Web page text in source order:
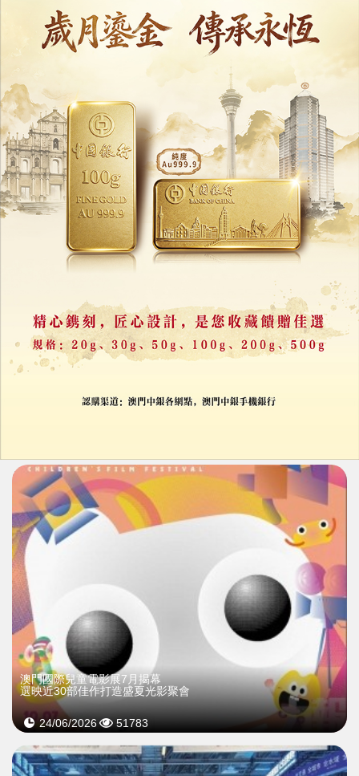
《笑笑回憶錄》揚威國際電影節
梁仲笑何超藍寶石婚晚宴盛大舉行
17/07/2026 10647
澳門在國際多邊治理體系的「初亮相」
>
澳門國際兒童電影展7月揭幕
選映近30部佳作打造盛夏光影聚會
24/06/2026 51783